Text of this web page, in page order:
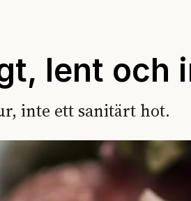
lent och
inte ett sanitärt hot.